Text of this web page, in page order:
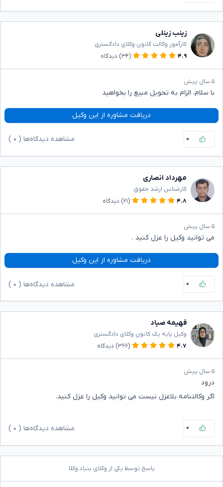
زینب زینلی
کارآموز وکالت کانون وکلای دادگستری
۴.۹
(۳۴) دیدگاه
۵ سال پیش
با سلام، الزام به تحویل مبیع را بخواهید
دریافت مشاوره از این وکیل
۰ مشاهده دیدگاه‌ها ( ۰
مهرداد انصاری
کارشناس ارشد حقوق
۴.۸
(۲۱) دیدگاه
۵ سال پیش
می توانید وکیل را عزل کنید .
دریافت مشاوره از این وکیل
۰ مشاهده دیدگاه‌ها ( ۰
فهیمه صیاد
وکیل پایه یک کانون وکلای دادگستری
۴.۷
(۳۶۶) دیدگاه
۵ سال پیش
درود
اگر وکالتنامه بلاعزل نیست می توانید وکیل را عزل کنید.
۰ مشاهده دیدگاه‌ها ( ۰
پاسخ توسط یکی از وکلای بنیاد وکلا